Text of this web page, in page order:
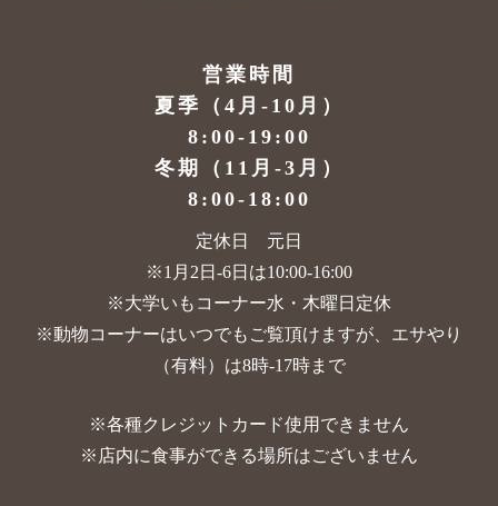
営業時間
夏季（4月-10月）
8:00-19:00
冬期（11月-3月）
8:00-18:00
定休日 元日
※1月2日-6日は10:00-16:00
※大学いもコーナー水・木曜日定休
※動物コーナーはいつでもご覧頂けますが、 エサやり
（有料）は8時-17時まで
※各種クレジットカード使用できません
※店内に食事ができる場所はございません